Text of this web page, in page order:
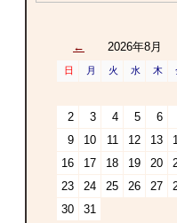
← 2026年8月
日 月 火 水 木
2
3 4 5 6
9
10 11 12 13
16
17 18 19 20
23
24 25 26 27
30
31